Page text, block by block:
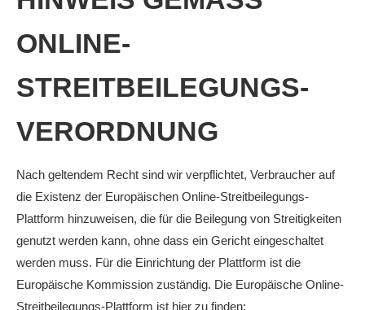
Vereinsturniere 2026
NLINE-S
TREITBEILEGUNGS-V
ERORDNUNG
Nach geltendem Recht sind wir verpflichtet, Verbraucher auf
die Existenz der Europäischen Online-Streitbeilegungs-
Plattform hinzuweisen, die für die Beilegung von Streitigkeiten
genutzt werden kann, ohne dass ein Gericht eingeschaltet
werden muss. Für die Einrichtung der Plattform ist die
Europäische Kommission zuständig. Die Europäische Online-
Streitbeilegungs-Plattform ist hier zu finden: